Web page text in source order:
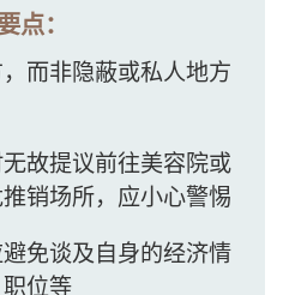
点：
而非隐蔽或私人地方
故提议前往美容院或
销场所，应小心警惕
免谈及自身的经济情
位等